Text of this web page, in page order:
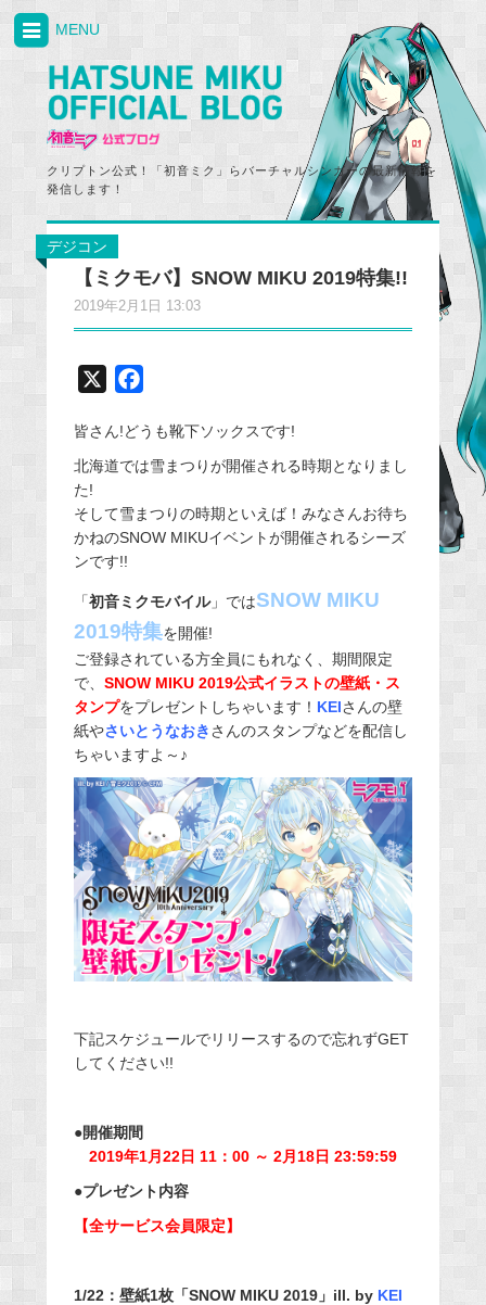
クリプトン公式！「初音ミク」らバーチャルシンガーの最新情報を
発信します！
MENU
デジコン
【ミクモバ】SNOW MIKU 2019特集!!
2019年2月1日 13:03
c
e
o
o
皆さん!どうも靴下ソックスです!
北海道では雪まつりが開催される時期となりまし
た!
そして雪まつりの時期といえば！みなさんお待ち
かねのSNOW MIKUイベントが開催されるシーズ
ンです!!
「初音ミクモバイル」ではSNOW MIKU
2019特集を開催!
ご登録されている方全員にもれなく、期間限定
で、 SNOW MIKU 2019公式イラストの壁紙・ス
タンプをプレゼントしちゃいます！ KEIさんの壁
紙やさいとうなおきさんのスタンプなどを配信し
ちゃいますよ～♪
下記スケジュールでリリースするので忘れずGET
してください!!
●開催期間
2019年1月22日 11：00 ～ 2月18日 23:59:59
●プレゼント内容
【全サービス会員限定】
1/22： 壁紙1枚「SNOW MIKU 2019」ill. by KEI